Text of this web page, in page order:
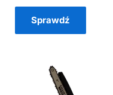
Sprawdź